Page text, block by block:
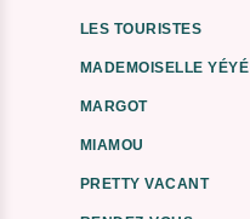
LES TOURISTES
MADEMOISELLE YÉYÉ
MARGOT
MIAMOU
PRETTY VACANT